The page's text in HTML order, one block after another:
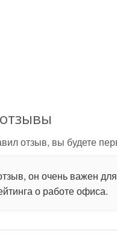
отзыв, вы будете
он очень важен для
о работе офиса.